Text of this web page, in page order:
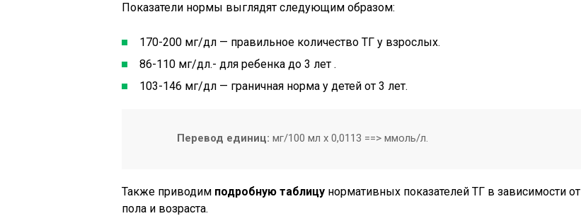
Показатели нормы выглядят следующим образом:
170-200 мг/дл — правильное количество ТГ у взрослых.
86-110 мг/дл.- для ребенка до 3 лет .
103-146 мг/дл — граничная норма у детей от 3 лет.
Перевод единиц: мг/100 мл х 0,0113 ==> ммоль/л.
Также приводим подробную таблицу нормативных показателей ТГ в зависимости от
пола и возраста.